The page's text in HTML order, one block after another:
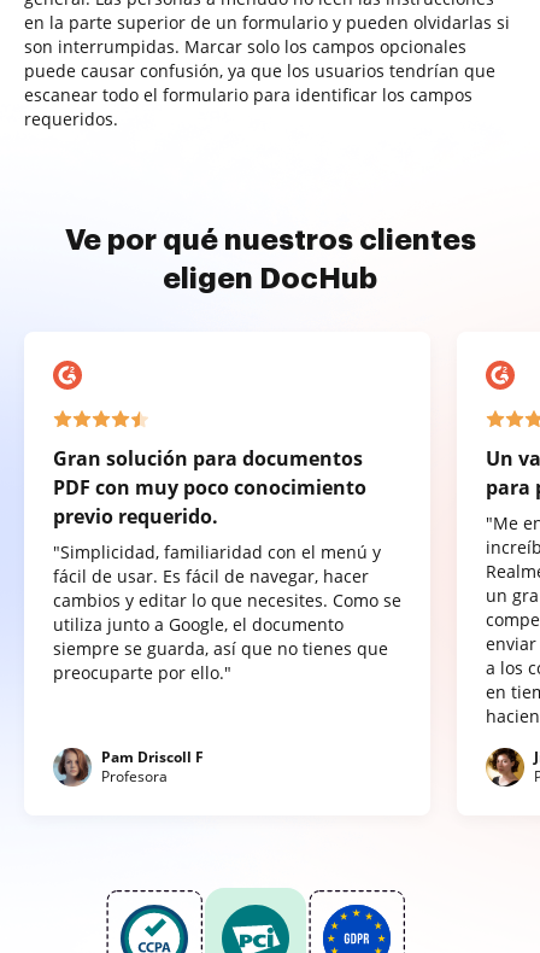
en la parte superior de un formulario y pueden olvidarlas si
son interrumpidas. Marcar solo los campos opcionales
puede causar confusión, ya que los usuarios tendrían que
escanear todo el formulario para identificar los campos
requeridos.
Ve por qué nuestros clientes
eligen DocHub
Gran solución para documentos
PDF con muy poco conocimiento
previo requerido.
"Simplicidad, familiaridad con el menú y
fácil de usar. Es fácil de navegar, hacer
cambios y editar lo que necesites. Como se
utiliza junto a Google, el documento
siempre se guarda, así que no tienes que
preocuparte por ello."
Pam Driscoll F
Profesora
Un
para
"Me
un
a los
en